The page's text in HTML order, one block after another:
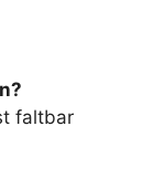
faltbar